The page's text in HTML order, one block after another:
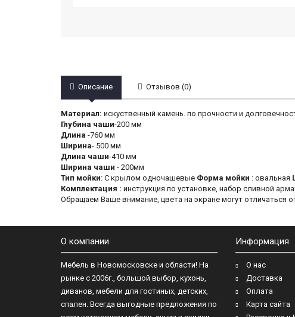
Описание Отзывов (0)
Материал: искуственный камень. по прочности и
Глубина чаши-200 мм
Длина -760 мм
Ширина- 500 мм
Длина чаши-410 мм
Ширина чаши - 200мм
Тип мойки: С крылом одночашевые Форма мойки : овальная
Комплектация : инструкция по установке, набор сливной
Обращаем Ваше внимание, цвета на экране могут отличаться
О компании
Мебель в Новомосковске и области! На
рынке с 2006г., большой выбор, кухонь,
диванов, мебели для гостиных, детских,
спален. Всегда выгодные предложения по
Информация
О нас
Доставка
Оплата
Карта сайта